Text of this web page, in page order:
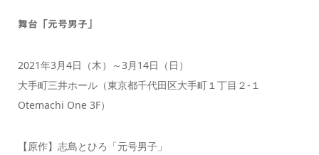
舞台「元号男子」
2021年3月4日（木）～3月14日（日）
大手町三井ホール（東京都千代田区大手町１丁目２-１
Otemachi One 3F）
【原作】志島とひろ「元号男子」